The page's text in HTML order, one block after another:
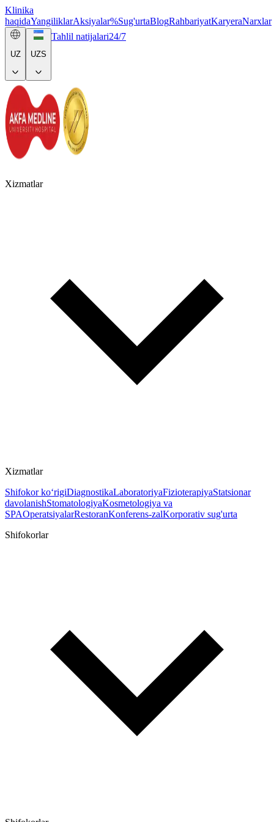
Klinika
haqidaYangiliklarAksiyalar%Sug'urtaBlogRahbariyatKaryeraNarxlar
UZ UZS
Tahlil natijalari24/7
Xizmatlar
Xizmatlar
Shifokor ko‘rigiDiagnostikaLaboratoriyaFizioterapiyaStatsionar
davolanishStomatologiyaKosmetologiya va
SPAOperatsiyalarRestoranKonferens-zalKorporativ sug'urta
Shifokorlar